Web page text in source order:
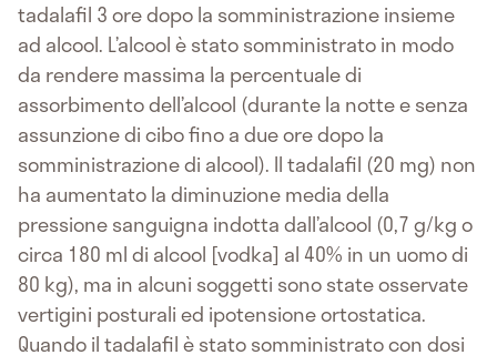
tadalafil 3 ore dopo la somministrazione insieme
ad alcool. L’alcool è stato somministrato in modo
da rendere massima la percentuale di
assorbimento dell’alcool (durante la notte e senza
assunzione di cibo fino a due ore dopo la
somministrazione di alcool). Il tadalafil (20 mg) non
ha aumentato la diminuzione media della
pressione sanguigna indotta dall’alcool (0,7 g/kg o
circa 180 ml di alcool [vodka] al 40% in un uomo di
80 kg), ma in alcuni soggetti sono state osservate
vertigini posturali ed ipotensione ortostatica.
Quando il tadalafil è stato somministrato con dosi